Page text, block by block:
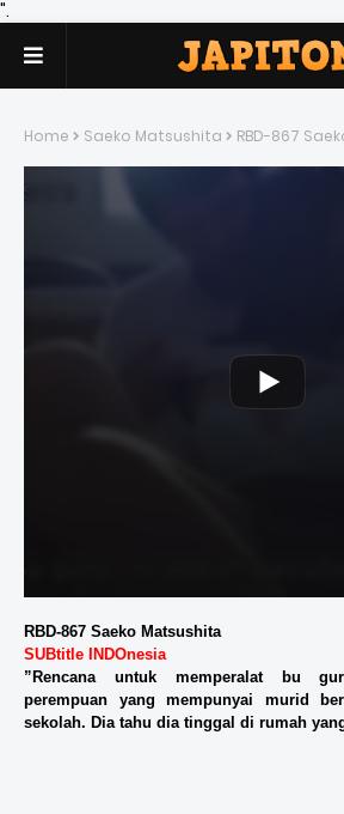
".
Home Saeko Matsushita RBD-867
RBD-867 Saeko Matsushita
SUBtitle INDOnesia
”Rencana untuk memperalat bu
perempuan yang mempunyai murid
sekolah. Dia tahu dia tinggal di rumah